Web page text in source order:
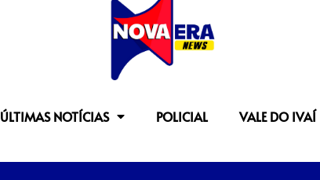
ÚLTIMAS NOTÍCIAS POLICIAL VALE DO IVAÍ